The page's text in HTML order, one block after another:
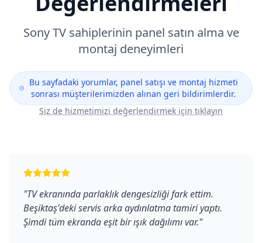
SonyTV sahiplerinin panel satın alma ve
montaj deneyimleri
Bu sayfadaki yorumlar, panel satışı ve montaj hizmeti
sonrası müşterilerimizden alınan geri bildirimlerdir.
Siz de hizmetimizi değerlendirmek için tıklayın
"TV ekranında parlaklık dengesizliği fark ettim.
Beşiktaş'deki servis arka aydınlatma tamiri yaptı.
Şimdi tüm ekranda eşit bir ışık dağılımı var."